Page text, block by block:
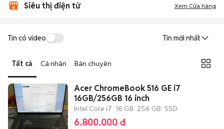
Siêu thị điện tử Xem Cửa hàng
Tin có video Tin mới nhất
Tất cả Cá nhân Bán chuyên
Acer ChromeBook 516 GE i7
16GB/256GB 16 inch
Intel Core i7 16 GB 256 GB SSD
6.800.000 đ